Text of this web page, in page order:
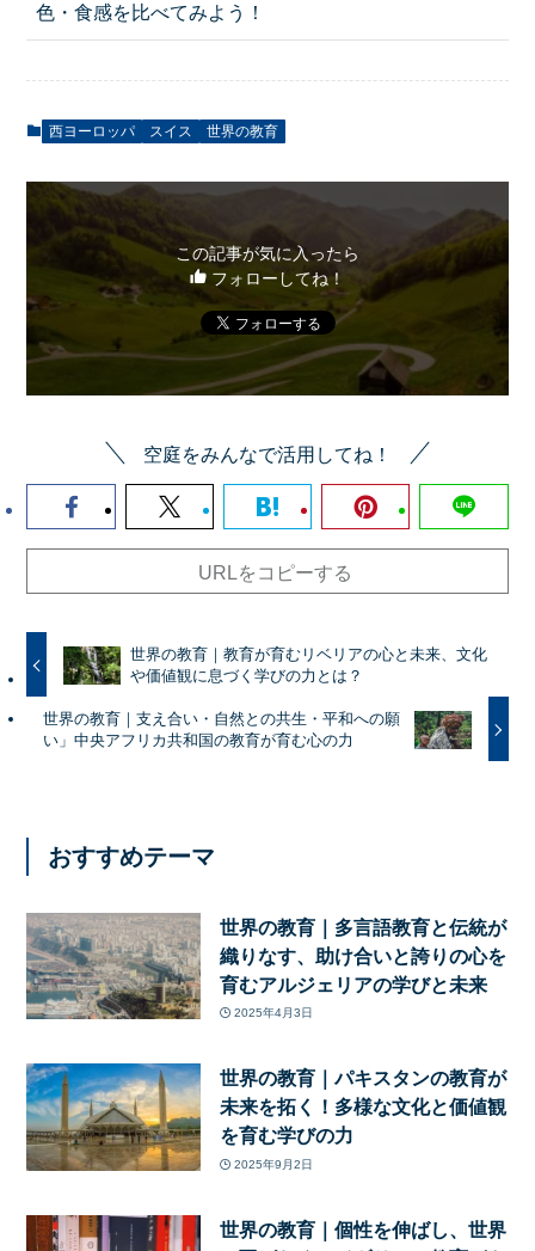
色・食感を比べてみよう！
西ヨーロッパ スイス 世界の教育
この記事が気に入ったら
フォローしてね！
空庭をみんなで活用してね！
URLをコピーする
世界の教育｜教育が育むリベリアの心と未来、文化
や価値観に息づく学びの力とは？
世界の教育｜支え合い・自然との共生・平和への願
い」中央アフリカ共和国の教育が育む心の力
おすすめテーマ
世界の教育｜多言語教育と伝統が
織りなす、助け合いと誇りの心を
育むアルジェリアの学びと未来
2025年4月3日
世界の教育｜パキスタンの教育が
未来を拓く！多様な文化と価値観
を育む学びの力
2025年9月2日
世界の教育｜個性を伸ばし、世界